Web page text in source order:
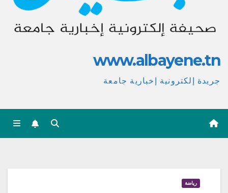
www.albayene.tn
جريدة إلكترونية إخبارية جامعة
رياضة